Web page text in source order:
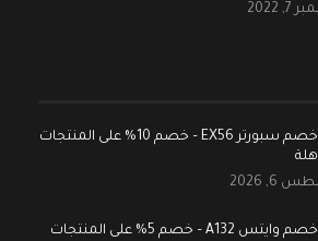
2022
كود خصم سبورتر EX56 – خصم 10% على المنتجات
6, 2026
كود خصم وايتس A132 – خصم 5% على المنتجات